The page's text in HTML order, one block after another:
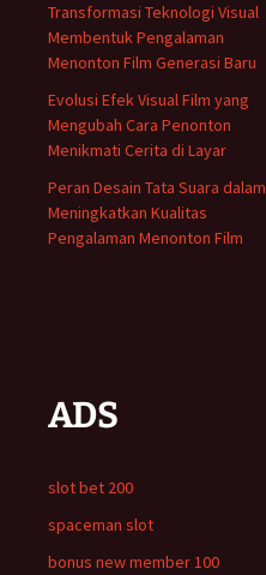
Transformasi Teknologi Visual
Membentuk Pengalaman
Menonton Film Generasi Baru
Evolusi Efek Visual Film yang
Mengubah Cara Penonton
Menikmati Cerita di Layar
Peran Desain Tata Suara dalam
Meningkatkan Kualitas
Pengalaman Menonton Film
ADS
slot bet 200
spaceman slot
bonus new member 100